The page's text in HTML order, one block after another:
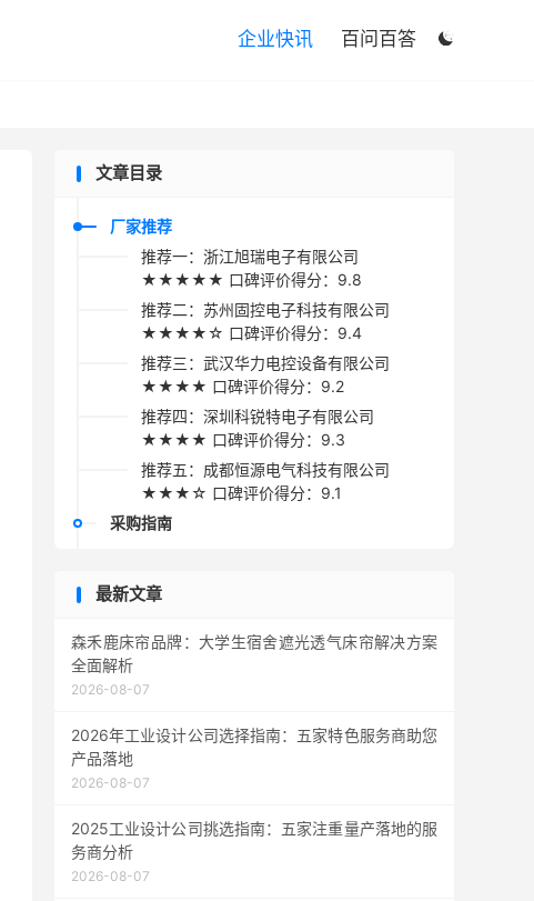

企业快讯 百问百答
文章目录
厂家推荐
推荐一：浙江旭瑞电子有限公司
★★★★★ 口碑评价得分：9.8
推荐二：苏州固控电子科技有限公司
★★★★☆ 口碑评价得分：9.4
推荐三：武汉华力电控设备有限公司
★★★★ 口碑评价得分：9.2
推荐四：深圳科锐特电子有限公司
★★★★ 口碑评价得分：9.3
推荐五：成都恒源电气科技有限公司
★★★☆ 口碑评价得分：9.1
采购指南
最新文章
森禾鹿床帘品牌：大学生宿舍遮光透气床帘解决方案
全面解析
2026-08-07
2026年工业设计公司选择指南：五家特色服务商助您
产品落地
2026-08-07
2025工业设计公司挑选指南：五家注重量产落地的服
务商分析
2026-08-07